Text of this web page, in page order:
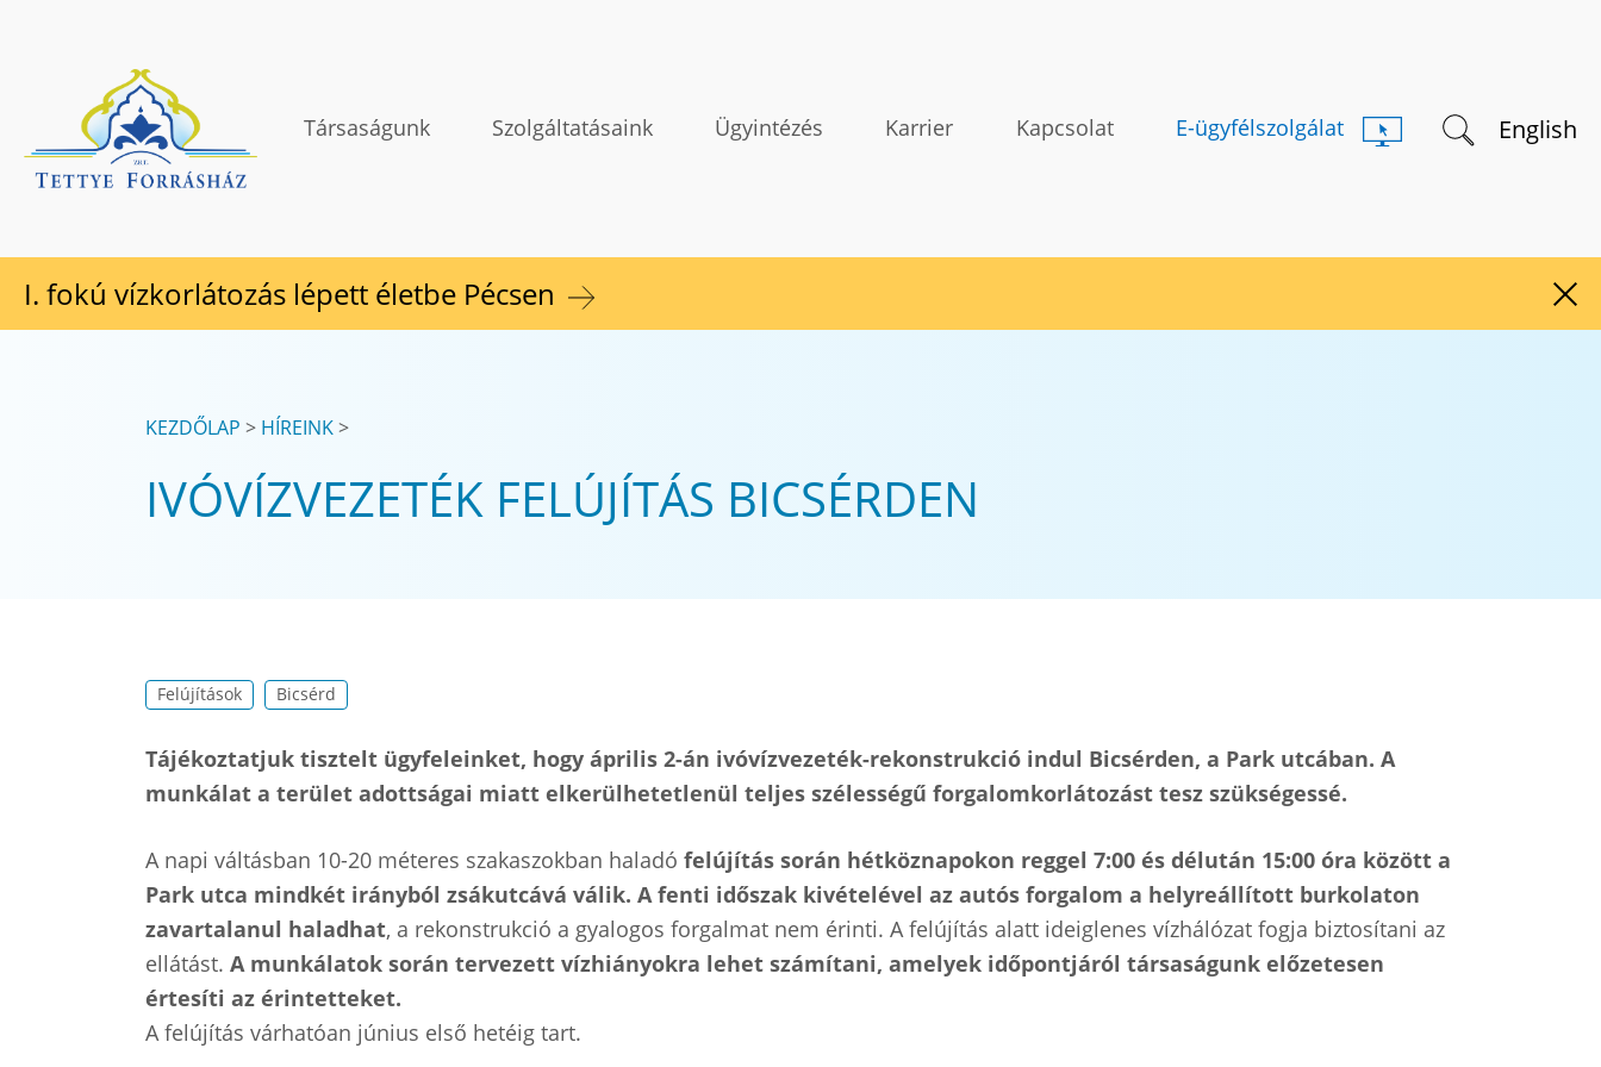
TETTYE FORRÁSHÁZ Zrt.
Társaságunk Szolgáltatásaink Ügyintézés Karrier Kapcsolat E-ügyfélszolgálat Keresés indítása
English
I. fokú vízkorlátozás lépett életbe Pécsen
KEZDŐLAP HÍREINK
IVÓVÍZVEZETÉK FELÚJÍTÁS BICSÉRDEN
Felújítások Bicsérd
Tájékoztatjuk tisztelt ügyfeleinket, hogy április 2-án ivóvízvezeték-rekonstrukció indul Bicsérden, a Park utcában. A
munkálat a terület adottságai miatt elkerülhetetlenül teljes szélességű forgalomkorlátozást tesz szükségessé.
A napi váltásban 10-20 méteres szakaszokban haladó felújítás során hétköznapokon reggel 7:00 és délután 15:00 óra között a
Park utca mindkét irányból zsákutcává válik. A fenti időszak kivételével az autós forgalom a helyreállított burkolaton
zavartalanul haladhat, a rekonstrukció a gyalogos forgalmat nem érinti. A felújítás alatt ideiglenes vízhálózat fogja biztosítani az
ellátást. A munkálatok során tervezett vízhiányokra lehet számítani, amelyek időpontjáról társaságunk előzetesen
értesíti az érintetteket.
A felújítás várhatóan június első hetéig tart.